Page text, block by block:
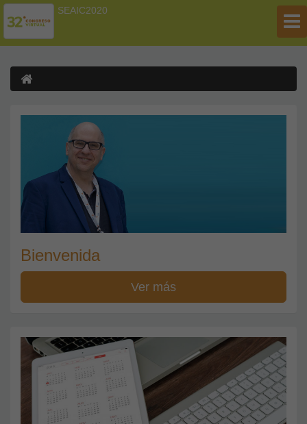
SEAIC2020
Bienvenida
Ver más